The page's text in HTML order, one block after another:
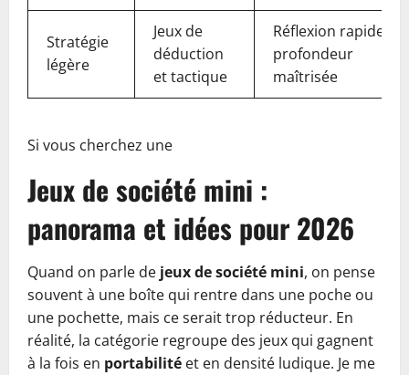
Stratégie
légère
Jeux de
déduction
et tactique
Réflexion rapide,
profondeur
maîtrisée
Si vous cherchez une
Jeux de société mini :
panorama et idées pour 2026
Quand on parle de jeux de société mini, on pense
souvent à une boîte qui rentre dans une poche ou
une pochette, mais ce serait trop réducteur. En
réalité, la catégorie regroupe des jeux qui gagnent
à la fois en portabilité et en densité ludique. Je me